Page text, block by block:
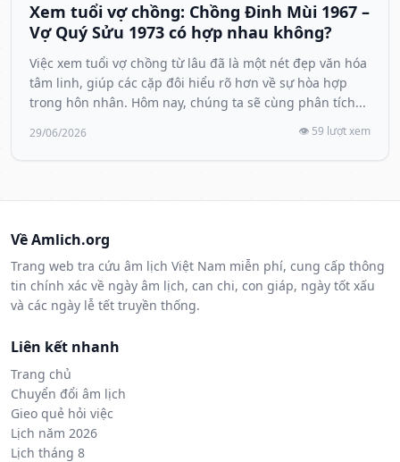
Xem tuổi vợ chồng: Chồng Đinh Mùi 1967 –
Vợ Quý Sửu 1973 có hợp nhau không?
Việc xem tuổi vợ chồng từ lâu đã là một nét đẹp văn hóa
tâm linh, giúp các cặp đôi hiểu rõ hơn về sự hòa hợp
trong hôn nhân. Hôm nay, chúng ta sẽ cùng phân tích...
29/06/2026 👁️ 59 lượt xem
Về Amlich.org
Trang web tra cứu âm lịch Việt Nam miễn phí, cung cấp thông
tin chính xác về ngày âm lịch, can chi, con giáp, ngày tốt xấu
và các ngày lễ tết truyền thống.
Liên kết nhanh
Trang chủ
Chuyển đổi âm lịch
Gieo quẻ hỏi việc
Lịch năm 2026
Lịch tháng 8